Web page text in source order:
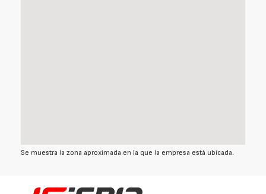
Se muestra la zona aproximada en la que la empresa está ubicada.